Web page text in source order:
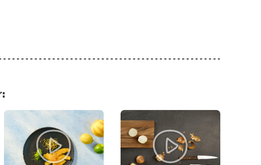
1.05
fluoré
Recharge
137
Migros Oignons rouges